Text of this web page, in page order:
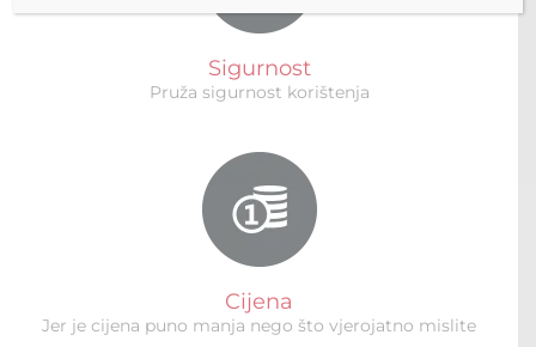
Sigurnost
Pruža sigurnost korištenja
Cijena
Jer je cijena puno manja nego što vjerojatno mislite